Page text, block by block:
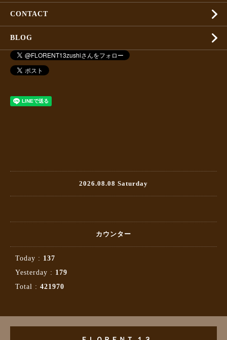
CONTACT
BLOG
2026.08.08 Saturday
カウンター
Today : 137
Yesterday : 179
Total : 421970